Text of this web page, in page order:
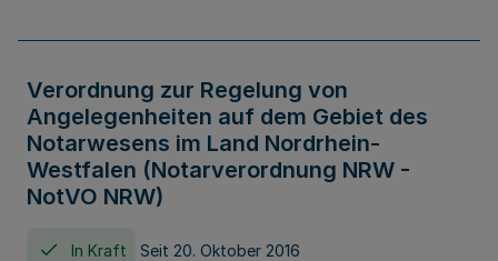
Verordnung zur Regelung von
Angelegenheiten auf dem Gebiet des
Notarwesens im Land Nordrhein-
Westfalen (Notarverordnung NRW -
NotVO NRW)
In Kraft Seit 20. Oktober 2016